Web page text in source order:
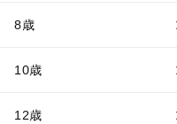
8歳
10歳
12歳